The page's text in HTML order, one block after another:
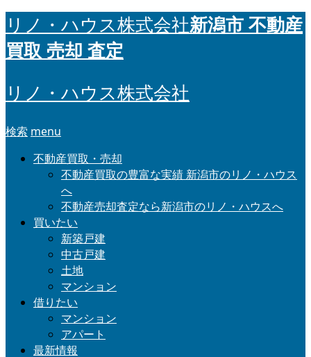
リノ・ハウス株式会社新潟市 不動産
買取 売却 査定
リノ・ハウス株式会社
検索 menu
不動産買取・売却
不動産買取の豊富な実績 新潟市のリノ・ハウス
へ
不動産売却査定なら新潟市のリノ・ハウスへ
買いたい
新築戸建
中古戸建
土地
マンション
借りたい
マンション
アパート
最新情報